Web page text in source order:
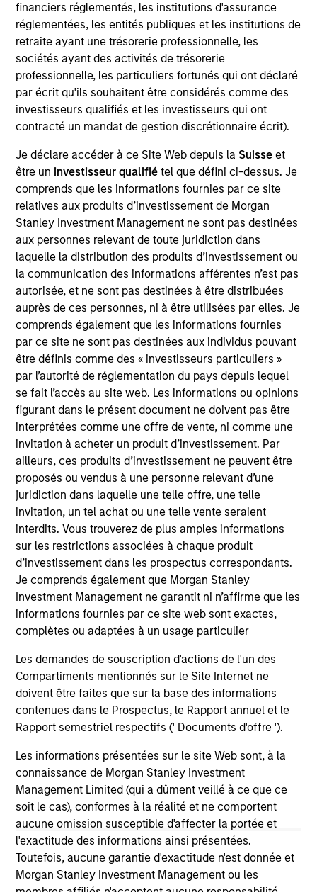
financiers réglementés, les institutions d'assurance
réglementées, les entités publiques et les institutions de
retraite ayant une trésorerie professionnelle, les
sociétés ayant des activités de trésorerie
professionnelle, les particuliers fortunés qui ont déclaré
par écrit qu'ils souhaitent être considérés comme des
investisseurs qualifiés et les investisseurs qui ont
contracté un mandat de gestion discrétionnaire écrit).
Je déclare accéder à ce Site Web depuis la Suisse et
être un investisseur qualifiétel que défini ci-dessus. Je
comprends que les informations fournies par ce site
relatives aux produits d’investissement de Morgan
Stanley Investment Management ne sont pas destinées
aux personnes relevant de toute juridiction dans
laquelle la distribution des produits d’investissement ou
la communication des informations afférentes n’est pas
autorisée, et ne sont pas destinées à être distribuées
auprès de ces personnes, ni à être utilisées par elles. Je
comprends également que les informations fournies
par ce site ne sont pas destinées aux individus pouvant
être définis comme des « investisseurs particuliers »
par l’autorité de réglementation du pays depuis lequel
se fait l’accès au site web. Les informations ou opinions
figurant dans le présent document ne doivent pas être
interprétées comme une offre de vente, ni comme une
invitation à acheter un produit d’investissement. Par
ailleurs, ces produits d’investissement ne peuvent être
proposés ou vendus à une personne relevant d’une
juridiction dans laquelle une telle offre, une telle
invitation, un tel achat ou une telle vente seraient
interdits. Vous trouverez de plus amples informations
sur les restrictions associées à chaque produit
d’investissement dans les prospectus correspondants.
Je comprends également que Morgan Stanley
Investment Management ne garantit ni n’affirme que les
informations fournies par ce site web sont exactes,
complètes ou adaptées à un usage particulier
Les demandes de souscription d'actions de l'un des
Compartiments mentionnés sur le Site Internet ne
doivent être faites que sur la base des informations
contenues dans le Prospectus, le Rapport annuel et le
Rapport semestriel respectifs (' Documents d'offre ').
Les informations présentées sur le site Web sont, à la
connaissance de Morgan Stanley Investment
Management Limited (qui a dûment veillé à ce que ce
soit le cas), conformes à la réalité et ne comportent
aucune omission susceptible d'affecter la portée et
l'exactitude des informations ainsi présentées.
Toutefois, aucune garantie d'exactitude n'est donnée et
Morgan Stanley Investment Management ou les
Ally Wallace is a Managing Director and Global
Head of ETFs for MSIM’s ETF business. Prior to
joining MSIM in 2022, Ally spent 13 years at
BlackRock in the iShares division overseeing the
ETF Markets Ecosystem and Platform development.
A platform that grew from $300B to $2.3T during
her tenure and expanded across asset classes and
geographies. In her time at BlackRock, she served
as the Co-Head of ETF Global Markets Americas,
and most recently was the Global Head of Fixed
Income Product Architecture & Platform for iShares.
Ally joined BlackRock from Morgan Stanley’s
Institutional Equity Division where she was an
equity sales-trader. She began her career at
Deutsche Bank in the Global Markets Fixed Income
Division. Ally holds a B.A in history from Princeton
University and an M.B.A. from the University of
California’s Haas School of Business.
Team Insights
MEDIA APPEARANCE
Global Head of ETF Strategy at
Morgan Stanley Investment
Management: Ally Wallace on
InvestmentNews
Ally Wallace, Global Head of ETF Strategy at
joined InvestmentNews in the Nasdaq, where
she discussed Morgan Stanley Investment
Management's expanding ETF platform and the
launch of the Morgan Stanley Bitcoin Trust
(MSBT), marking MSIM’s first entry into the
cryptocurrency market.
14-APR-2026
May not represent all Team Members.